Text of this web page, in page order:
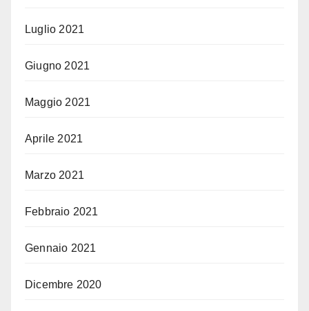
Luglio 2021
Giugno 2021
Maggio 2021
Aprile 2021
Marzo 2021
Febbraio 2021
Gennaio 2021
Dicembre 2020